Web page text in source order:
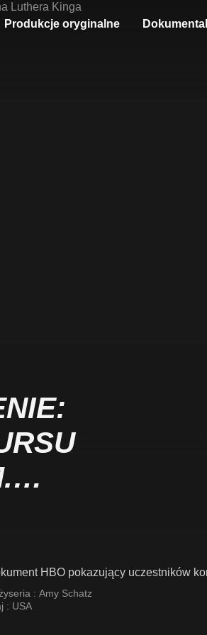
Produkcje oryginalne
HBO pokazujący uczestników
: Amy Schatz
: USA